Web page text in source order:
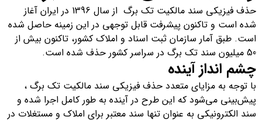
حذف فیزیکی سند مالکیت تک برگ از سال 1396 در ایران آغاز
شده است و تاکنون پیشرفت قابل توجهی در این زمینه حاصل شده
است. طبق آمار سازمان ثبت اسناد و املاک کشور، تاکنون بیش از
50 میلیون سند تک برگ در سراسر کشور حذف شده است.
چشم انداز آینده
با توجه به مزایای متعدد حذف فیزیکی سند مالکیت تک برگ ،
پیش‌بینی می‌شود که این طرح در آینده به طور کامل اجرا شده و
سند الکترونیکی به عنوان تنها سند معتبر برای املاک و مستغلات در